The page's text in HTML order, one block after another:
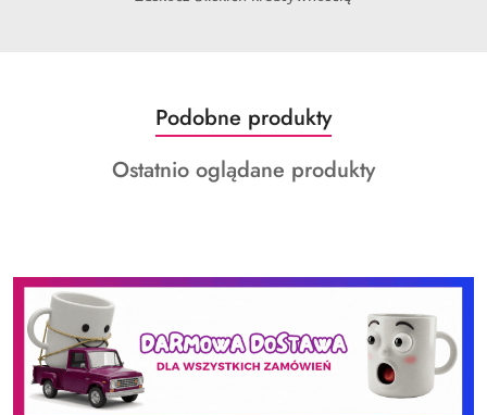
Pomiń karuzelę produktów
Produkty
o
statusie:
Podobne produkty
Produkty
Ostatnio oglądane produkty